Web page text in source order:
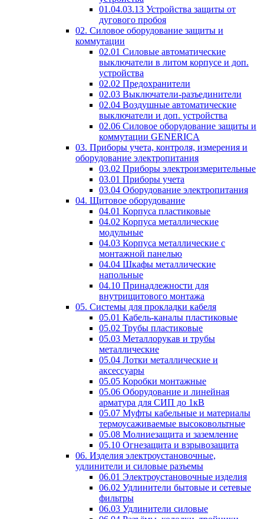
01.04.03.13 Устройства защиты от
дугового пробоя
02. Силовое оборудование защиты и
коммутации
02.01 Силовые автоматические
выключатели в литом корпусе и доп.
устройства
02.02 Предохранители
02.03 Выключатели-разъединители
02.04 Воздушные автоматические
выключатели и доп. устройства
02.06 Силовое оборудование защиты и
коммутации GENERICA
03. Приборы учета, контроля, измерения и
оборудование электропитания
03.02 Приборы электроизмерительные
03.01 Приборы учета
03.04 Оборудование электропитания
04. Щитовое оборудование
04.01 Корпуса пластиковые
04.02 Корпуса металлические
модульные
04.03 Корпуса металлические с
монтажной панелью
04.04 Шкафы металлические
напольные
04.10 Принадлежности для
внутрищитового монтажа
05. Системы для прокладки кабеля
05.01 Кабель-каналы пластиковые
05.02 Трубы пластиковые
05.03 Металлорукав и трубы
металлические
05.04 Лотки металлические и
аксессуары
05.05 Коробки монтажные
05.06 Оборудование и линейная
арматура для СИП до 1кВ
05.07 Муфты кабельные и материалы
термоусаживаемые высоковольтные
05.08 Молниезащита и заземление
05.10 Огнезащита и взрывозащита
06. Изделия электроустановочные,
удлинители и силовые разъемы
06.01 Электроустановочные изделия
06.02 Удлинители бытовые и сетевые
фильтры
06.03 Удлинители силовые